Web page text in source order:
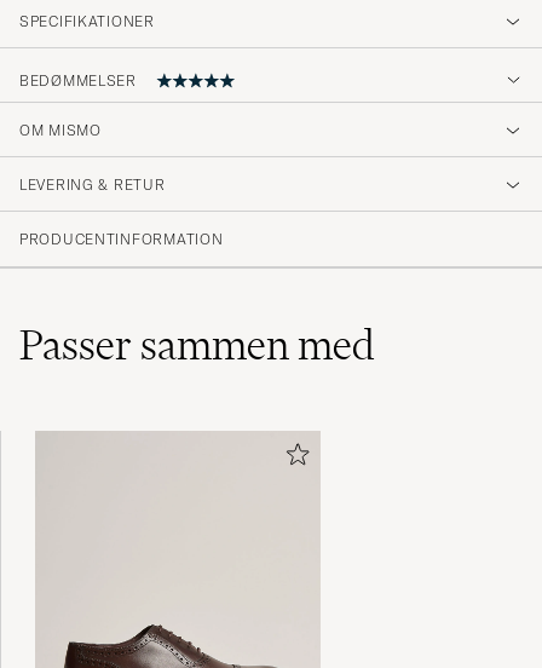
SPECIFIKATIONER
BEDØMMELSER
5
OM MISMO
LEVERING & RETUR
PRODUCENTINFORMATION
Passer sammen med